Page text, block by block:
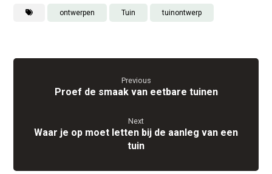
ontwerpen Tuin tuinontwerp
Previous
Proef de smaak van eetbare tuinen
Next
Waar je op moet letten bij de aanleg van een
tuin